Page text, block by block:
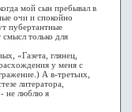
мой сын пребывал в
очи и спокойно
пубертантные
только для
«Газета, глянец,
у меня с
А в-третьих,
литератора,
- не люблю я